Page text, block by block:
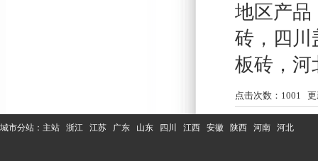
地区产
砖 ， 四
板砖 ， 河
点击次数： 1001 更
城市分站： 主站 浙江 江苏 广东 山东 四川 江西 安徽 陕西 河南 河北